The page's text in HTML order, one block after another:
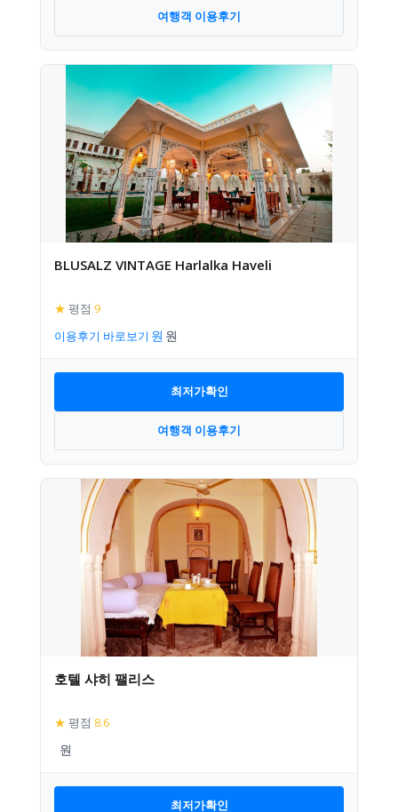
여행객 이용후기
BLUSALZ VINTAGE Harlalka Haveli
★ 평점 9
이용후기 바로보기
최저가확인
여행객 이용후기
호텔 샤히 팰리스
★ 평점 8.6
최저가확인